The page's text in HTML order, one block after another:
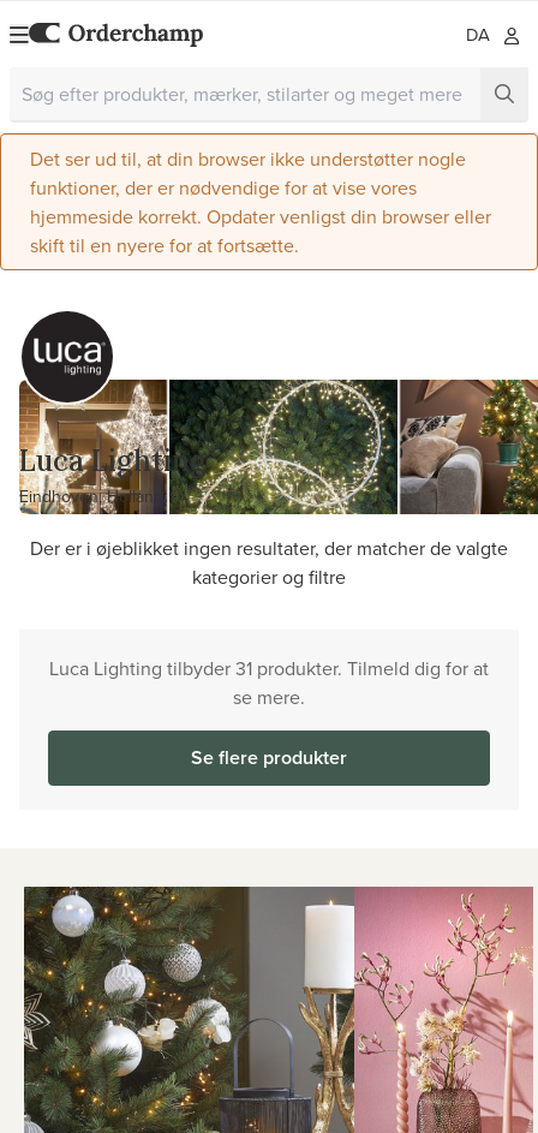
DA
Det ser ud til, at din browser ikke understøtter nogle
funktioner, der er nødvendige for at vise vores
hjemmeside korrekt. Opdater venligst din browser eller
skift til en nyere for at fortsætte.
Luca Lighting
Eindhoven, Holland
Der er i øjeblikket ingen resultater, der matcher de valgte
kategorier og filtre
Luca Lighting tilbyder 31 produkter. Tilmeld dig for at
se mere.
Se flere produkter